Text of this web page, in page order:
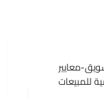
معايير
للمبيعات